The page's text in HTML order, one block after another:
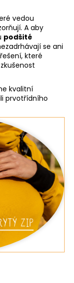
vedou
A aby
podšité
se ani
které
kvalitní
prvotřídního